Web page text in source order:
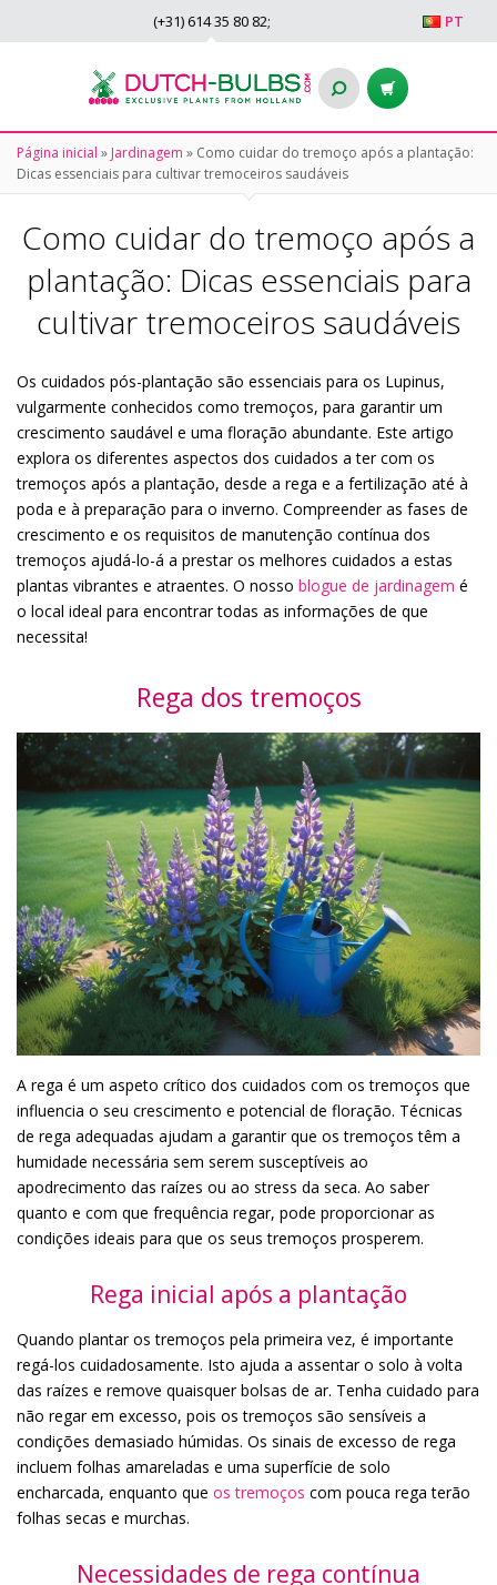
PT
(+31) 614 35 80 82;
Página inicial » Jardinagem » Como cuidar do tremoço após a plantação:
Dicas essenciais para cultivar tremoceiros saudáveis
Como cuidar do tremoço após a
plantação: Dicas essenciais para
cultivar tremoceiros saudáveis
Os cuidados pós-plantação são essenciais para os Lupinus,
vulgarmente conhecidos como tremoços, para garantir um
crescimento saudável e uma floração abundante. Este artigo
explora os diferentes aspectos dos cuidados a ter com os
tremoços após a plantação, desde a rega e a fertilização até à
poda e à preparação para o inverno. Compreender as fases de
crescimento e os requisitos de manutenção contínua dos
tremoços ajudá-lo-á a prestar os melhores cuidados a estas
plantas vibrantes e atraentes. O nosso blogue de jardinagem é
o local ideal para encontrar todas as informações de que
necessita!
Rega dos tremoços
A rega é um aspeto crítico dos cuidados com os tremoços que
influencia o seu crescimento e potencial de floração. Técnicas
de rega adequadas ajudam a garantir que os tremoços têm a
humidade necessária sem serem susceptíveis ao
apodrecimento das raízes ou ao stress da seca. Ao saber
quanto e com que frequência regar, pode proporcionar as
condições ideais para que os seus tremoços prosperem.
Rega inicial após a plantação
Quando plantar os tremoços pela primeira vez, é importante
regá-los cuidadosamente. Isto ajuda a assentar o solo à volta
das raízes e remove quaisquer bolsas de ar. Tenha cuidado para
não regar em excesso, pois os tremoços são sensíveis a
condições demasiado húmidas. Os sinais de excesso de rega
incluem folhas amareladas e uma superfície de solo
encharcada, enquanto que os tremoços com pouca rega terão
folhas secas e murchas.
Necessidades de rega contínua